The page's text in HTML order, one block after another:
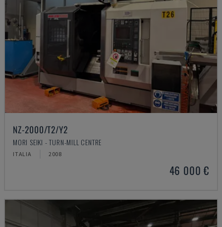
NZ-2000/T2/Y2
MORI SEIKI - TURN-MILL CENTRE
ITALIA 2008
46 000 €